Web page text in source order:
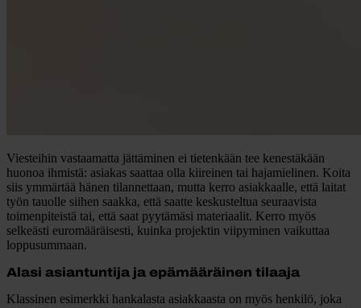
Viesteihin vastaamatta jättäminen ei tietenkään tee kenestäkään
huonoa ihmistä: asiakas saattaa olla kiireinen tai hajamielinen. Koita
siis ymmärtää hänen tilannettaan, mutta kerro asiakkaalle, että laitat
työn tauolle siihen saakka, että saatte keskusteltua seuraavista
toimenpiteistä tai, että saat pyytämäsi materiaalit. Kerro myös
selkeästi euromääräisesti, kuinka projektin viipyminen vaikuttaa
loppusummaan.
Alasi asiantuntija ja epämääräinen tilaaja
Klassinen esimerkki hankalasta asiakkaasta on myös henkilö, joka